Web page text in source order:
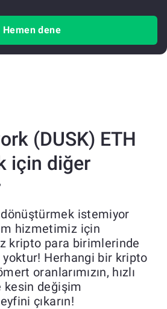
Hemen dene
(DUSK) ETH
için diğer
dönüştürmek istemiyor
hizmetimiz için
kripto para birimlerinde
yoktur! Herhangi bir kripto
oranlarımızın, hızlı
değişim
çıkarın!